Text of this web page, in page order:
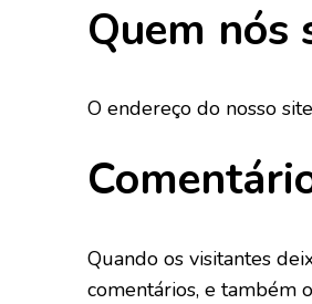
Quem nós
O endereço do nosso
Quando os visitantes
comentários, e também